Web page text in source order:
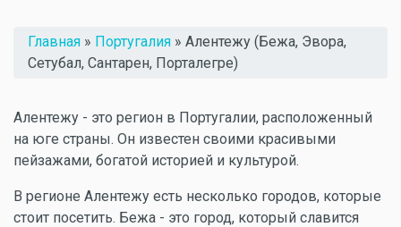
Вы здесь
Главная » Португалия » Алентежу (Бежа, Эвора,
Сетубал, Сантарен, Порталегре)
Алентежу - это регион в Португалии, расположенный
на юге страны. Он известен своими красивыми
пейзажами, богатой историей и культурой.
В регионе Алентежу есть несколько городов, которые
стоит посетить. Бежа - это город, который славится